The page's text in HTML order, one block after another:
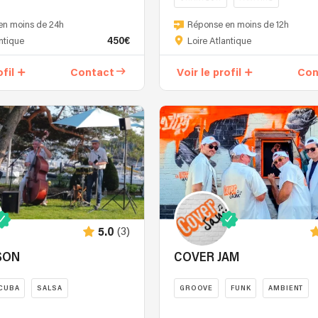
Deep
Purple,
Johnny
Cash
dans
des
versions
bluegrass
inédites.
nos
jours
dans
un
style
Rock
&
Blues
mminimaliste
et
énergique.
De
Johnny
Cash
Creedence,
de
Muddy
moins de 24h
450€
Contact
Zygos,
une
comme
Nouvelle
Orléans
pour
tous
vos
événements
festifs
et
participatifs!
Un
qui
vous
Réponse en moins de 12h
Loire Atlantique
Voir le profil
5.0 (3)
SALSA
COVER JAM
GROOVE FUNK AMBIENT